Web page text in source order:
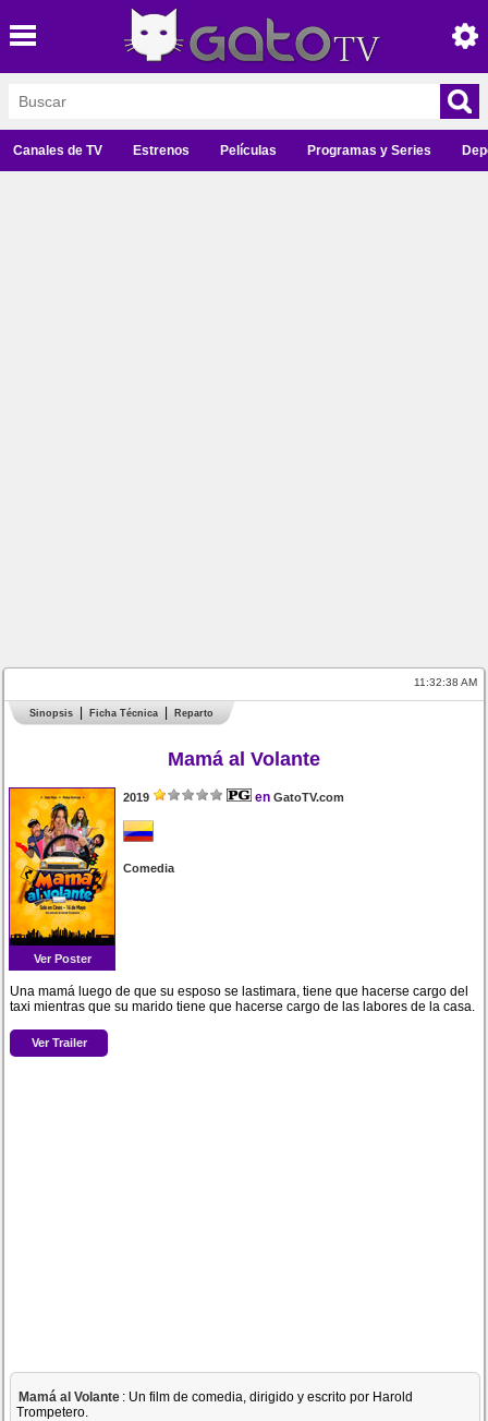
Canales de TV Estrenos Películas Programas y Series
11:32:38 AM
Sinopsis Ficha Técnica Reparto
Mamá al Volante
Ver Poster
2019 en GatoTV.com
Comedia
Una mamá luego de que su esposo se lastimara, tiene que hacerse cargo del
taxi mientras que su marido tiene que hacerse cargo de las labores de la casa.
Ver Trailer
Mamá al Volante : Un film de comedia, dirigido y escrito por Harold
Trompetero.